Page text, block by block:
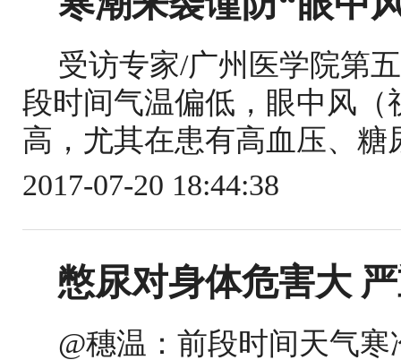
受访专家/广州医学院第
段时间气温偏低，眼中风
高，尤其在患有高血压、糖
2017-07-20 18:44:38
憋尿对身体危害大
@穗温：前段时间天气